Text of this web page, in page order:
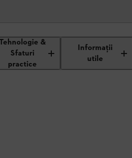
&
Sfaturi
practice
Informaţii
utile